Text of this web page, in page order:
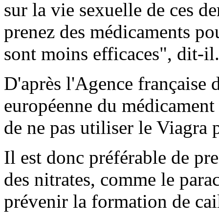
sur la vie sexuelle de ces
prenez des médicaments
sont moins efficaces", dit-il.
D'après l'Agence
européenne du
de ne pas utiliser le Viagra
Il est donc préférable de
des nitrates, comme le
prévenir la formation de